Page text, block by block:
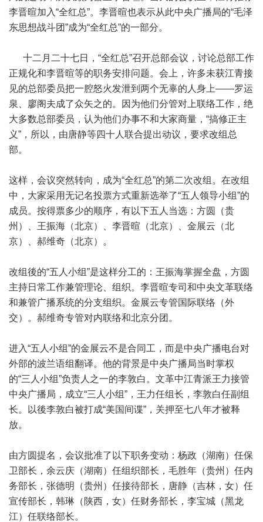
李晋暄加入“全红总”。李晋暄也表示从此中央广播局的“毛泽
东思想战斗团”成为“全红总”的一部分。
十二月二十七日，“全红总”召开总部会议，讨论总部工作
正规化和李晋暄等的职务安排问题。会上，许多未获江青接
见的总部委员把一腔怒火发泄到两个无辜的人身上——罗运
泉、廖阁夫成了众矢之的。因为他们分管对上联络工作，绝
大多数总部委员，认为他们办事不和大家商量，“搞修正主
义”，所以，由唐静等四十人联合提出动议，要求改组总
部。
这样，会议突然转向，成为“全红总”的第二次改组。在改组
中，大家采用无记名投票方式重新选举了“五人领导小组”的
成员。按得票多少的顺序，有以下五人当选：方圆（贵
州）、王振海（北京）、李晋暄（北京）、金展云（北
京）、郝维奇（北京）。
改组後的“五人小组”是这样分工的：王振海掌握全盘，方圆
主持日常工作兼管理论、组织。李晋暄专司和中央文革联络
和兼管广播系统的分支组织。金展云专管国际联络（外
交）。郝维奇专管对内联络和北京分团。
进入“五人小组”的金展云不是合同工，而是中央广播电台对
外部的波兰语组翻译。他的背景是中央广播局当时掌权
的“三人小组”负责人之一的李敦白。文革中江青派王力接管
中央广播局，成立“三人小组”，王力任组长，李敦白任副组
长。以後李敦白被打成“美国间谍”，关押至七八年才被释
放。
由方圆提名，会议批准了以下职务变动：杨政（湖南）任保
卫部长，余云庆（湖南）任组织部长，毛胜年（贵州）任内
务部长，张德明（贵州）任接待部长，唐静（吉林，女）任
宣传部长，韩琳（陕西，女）任财务部长，李宝城（黑龙
江）任联络部长。